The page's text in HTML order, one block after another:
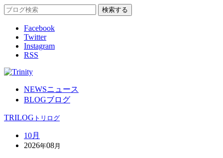
Facebook
Twitter
Instagram
RSS
NEWSニュース
BLOGブログ
TRILOG トリログ
10月
2026年08月